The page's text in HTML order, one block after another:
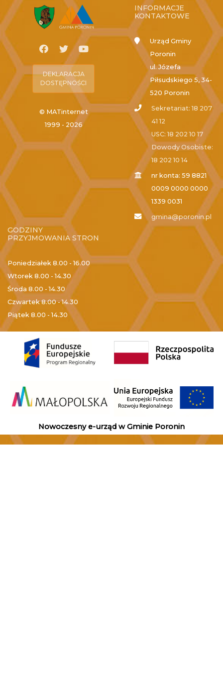
DEKLARACJA
DOSTĘPNOŚCI
© MATinternet
1999 - 2026
INFORMACJE
KONTAKTOWE
Urząd Gminy
Poronin
ul. Józefa
Piłsudskiego 5, 34-
520 Poronin
Sekretariat: 18 207
41 12
USC: 18 202 10 17
Dowody Osobiste:
18 202 10 14
nr konta: 59 8821
0009 0000 0000
1339 0031
gmina@poronin.pl
GODZINY
PRZYJMOWANIA STRON
Poniedziałek 8.00 - 16.00
Wtorek 8.00 - 14.30
Środa 8.00 - 14.30
Czwartek8.00 - 14.30
Piątek 8.00 - 14.30
Nowoczesny e-urząd w Gminie Poronin